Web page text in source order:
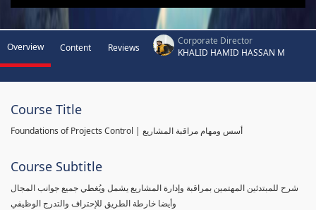
Overview Content Reviews
Corporate Director
KHALID HAMID HASSAN M
Course Title
Foundations of Projects Control | أسس ومهام مراقبة المشاريع
Course Subtitle
شرح للمبتدئين المهتمين بمراقبة وإدارة المشاريع يشمل ويُغطي جميع جوانب المجال
وأيضا خارطة الطريق للإحتراف والتدرج الوظيفي